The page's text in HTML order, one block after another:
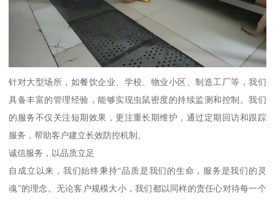
针对大型场所，如餐饮企业、学校、物业小区、制造工厂等，我们
具备丰富的管理经验，能够实现虫鼠密度的持续监测和控制。我们
的服务不仅关注短期效果，更注重长期维护，通过定期回访和跟踪
服务，帮助客户建立长效防控机制。
诚信服务，以品质立足
自成立以来，我们始终秉持“品质是我们的生命，服务是我们的灵
魂”的理念。无论客户规模大小，我们都以同样的责任心对待每一个